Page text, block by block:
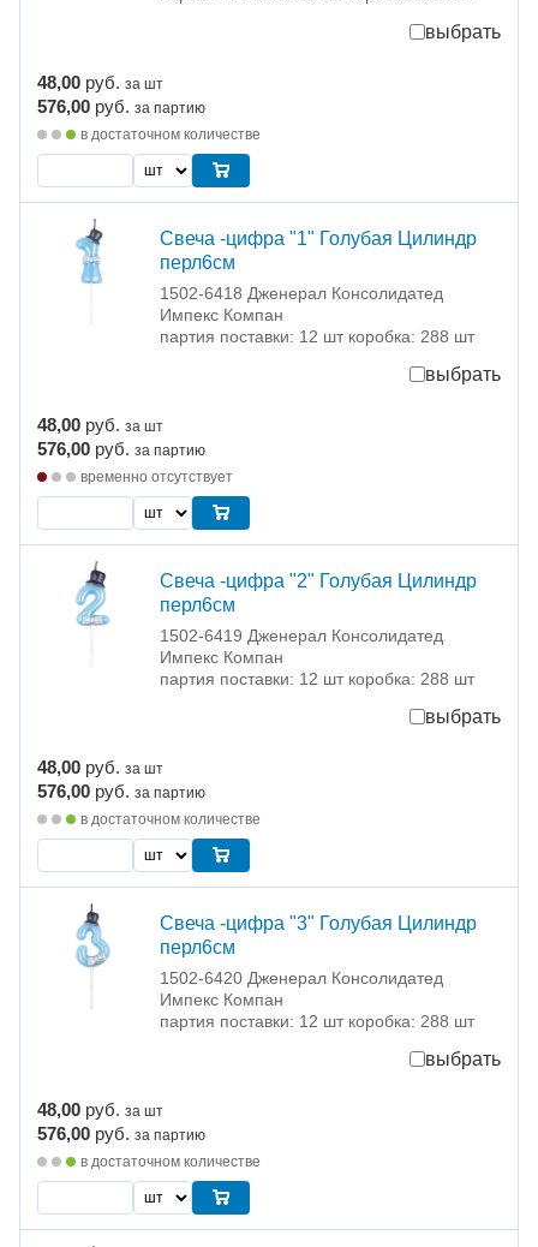
выбрать
48,00 руб. за шт
576,00 руб. за партию
в достаточном количестве
Свеча -цифра "1" Голубая Цилиндр
перл6см
1502-6418 Дженерал Консолидатед
Импекс Компан
партия поставки: 12 шт коробка: 288 шт
выбрать
48,00 руб. за шт
576,00 руб. за партию
временно отсутствует
Свеча -цифра "2" Голубая Цилиндр
перл6см
1502-6419 Дженерал Консолидатед
Импекс Компан
партия поставки: 12 шт коробка: 288 шт
выбрать
48,00 руб. за шт
576,00 руб. за партию
в достаточном количестве
Свеча -цифра "3" Голубая Цилиндр
перл6см
1502-6420 Дженерал Консолидатед
Импекс Компан
партия поставки: 12 шт коробка: 288 шт
выбрать
48,00 руб. за шт
576,00 руб. за партию
в достаточном количестве